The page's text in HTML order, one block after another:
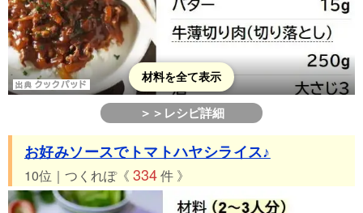
材料を全て表示
＞＞レシピ詳細
お好みソースでトマトハヤシライス♪
10位｜つくれぽ《 334件 》